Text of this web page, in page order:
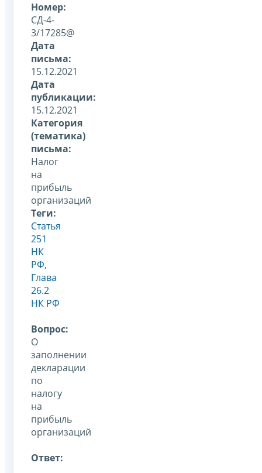
Номер:
СД-4-
3/17285@
Дата
письма:
15.12.2021
Дата
публикации:
15.12.2021
Категория
(тематика)
письма:
Налог
на
прибыль
организаций
Теги:
Статья
251
НК
РФ,
Глава
26.2
НК РФ
Вопрос:
О
заполнении
декларации
по
налогу
на
прибыль
организаций
Ответ: